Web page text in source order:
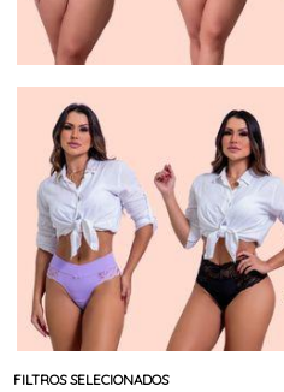
FILTROS SELECIONADOS